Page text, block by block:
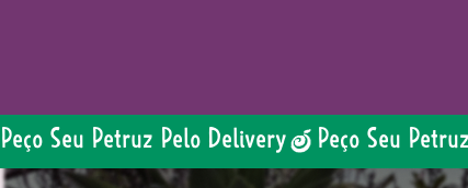
Peço Seu Petruz Pelo Delivery